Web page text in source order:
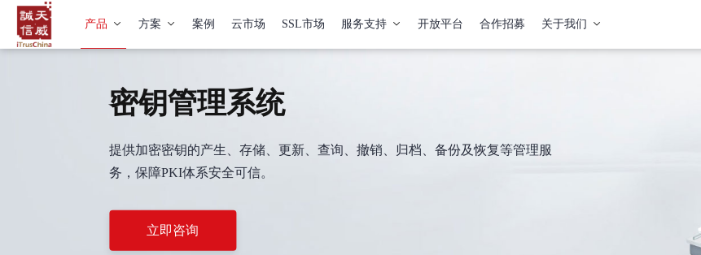
产品 方案 案例 云市场 SSL市场 服务支持 开放平台 合作招募 关于我们
密钥管理系统
提供加密密钥的产生、存储、更新、查询、撤销、归档、备份及恢复等管理服
务，保障PKI体系安全可信。
立即咨询